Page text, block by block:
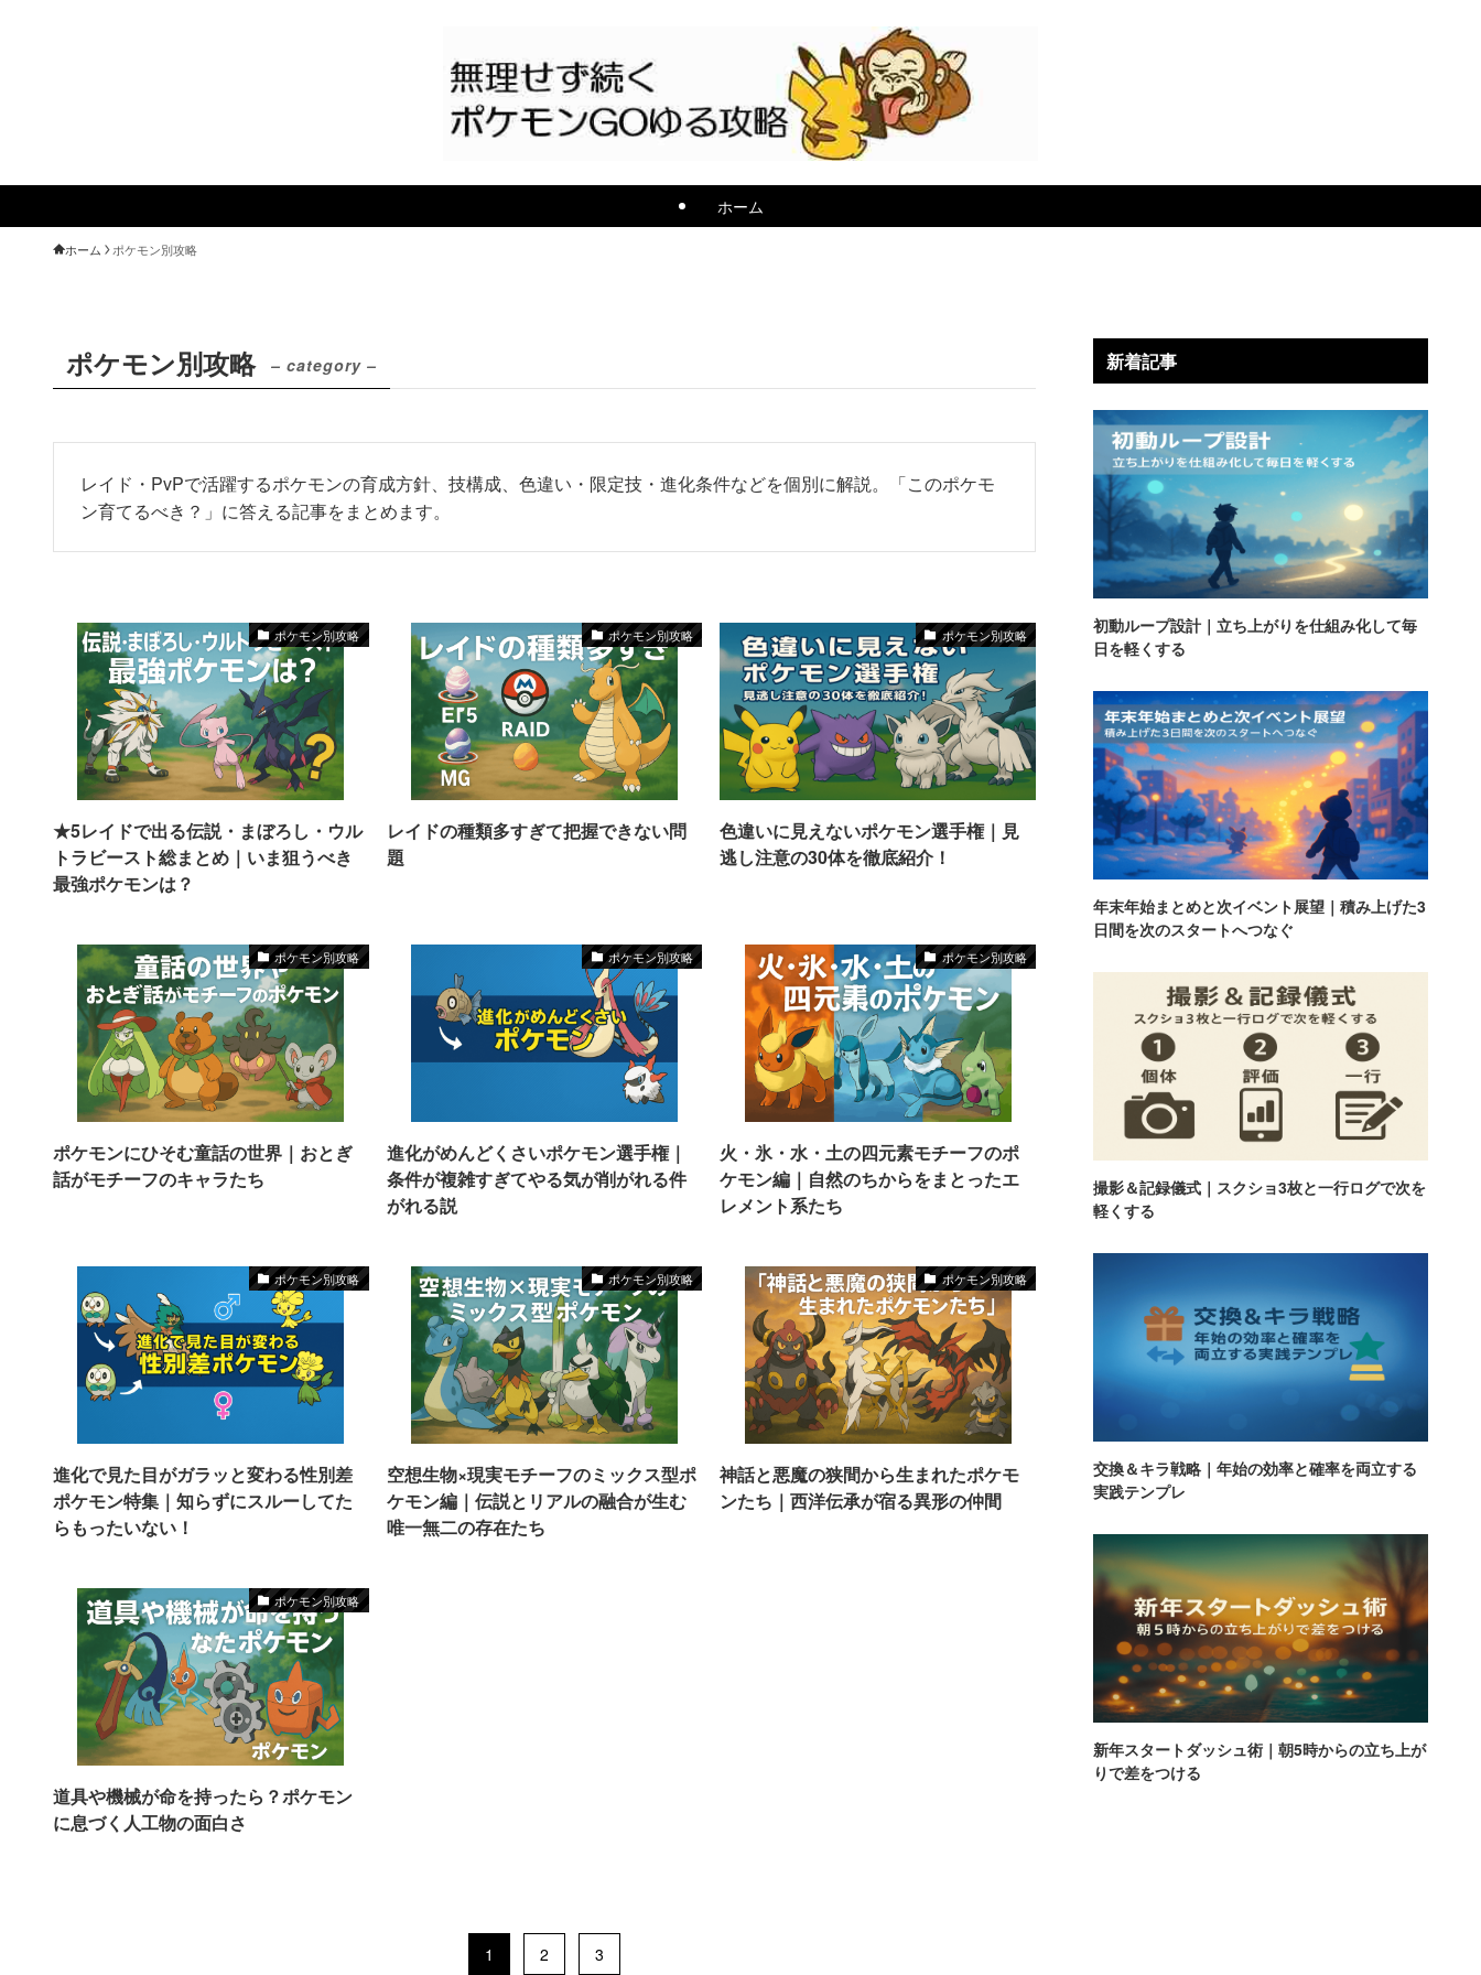
ホーム
ホーム ポケモン別攻略
ポケモン別攻略 – category –
レイド・PvPで活躍するポケモンの育成方針、技構成、色違い・限定技・進化条件などを個別に解説。「このポケモ
ン育てるべき？」に答える記事をまとめます。
ポケモン別攻略
★5レイドで出る伝説・まぼろし・ウル
トラビースト総まとめ｜いま狙うべき
最強ポケモンは？
ポケモン別攻略
レイドの種類多すぎて把握できない問
題
ポケモン別攻略
色違いに見えないポケモン選手権｜見
逃し注意の30体を徹底紹介！
ポケモン別攻略
ポケモンにひそむ童話の世界｜おとぎ
話がモチーフのキャラたち
ポケモン別攻略
進化がめんどくさいポケモン選手権｜
条件が複雑すぎてやる気が削がれる件
がれる説
ポケモン別攻略
火・氷・水・土の四元素モチーフのポ
ケモン編｜自然のちからをまとったエ
レメント系たち
ポケモン別攻略
進化で見た目がガラッと変わる性別差
ポケモン特集｜知らずにスルーしてた
らもったいない！
ポケモン別攻略
空想生物×現実モチーフのミックス型ポ
ケモン編｜伝説とリアルの融合が生む
唯一無二の存在たち
ポケモン別攻略
神話と悪魔の狭間から生まれたポケモ
ンたち｜西洋伝承が宿る異形の仲間
ポケモン別攻略
道具や機械が命を持ったら？ポケモン
に息づく人工物の面白さ
1 2 3
新着記事
初動ループ設計｜立ち上がりを仕組み化して毎
日を軽くする
年末年始まとめと次イベント展望｜積み上げた3
日間を次のスタートへつなぐ
撮影＆記録儀式｜スクショ3枚と一行ログで次を
軽くする
交換＆キラ戦略｜年始の効率と確率を両立する
実践テンプレ
新年スタートダッシュ術｜朝5時からの立ち上が
りで差をつける